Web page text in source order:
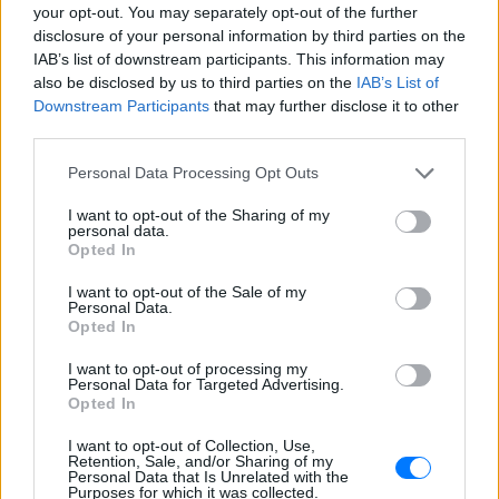
your opt-out. You may separately opt-out of the further
disclosure of your personal information by third parties on the
IAB’s list of downstream participants. This information may
also be disclosed by us to third parties on the IAB’s List of
Downstream Participants that may further disclose it to other
Personal Data Processing Opt Outs
I want to opt-out of the Sharing of my
personal data.
Opted In
I want to opt-out of the Sale of my
Personal Data.
Opted In
I want to opt-out of processing my
Personal Data for Targeted Advertising.
Opted In
I want to opt-out of Collection, Use,
Retention, Sale, and/or Sharing of my
Personal Data that Is Unrelated with the
Purposes for which it was collected.
ΔΕΙΤΕ ΕΠΙΣΗΣ
ΣΤΗΝ ΙΔΙΑ ΚΑΤΗΓΟΡΙΑ
– Η απίθανη μεταμόρφωσή της
έγινε viral